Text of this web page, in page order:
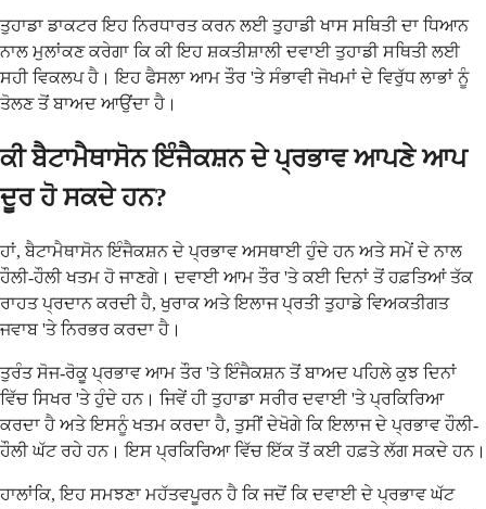
ਤੁਹਾਡਾ ਡਾਕਟਰ ਇਹ ਨਿਰਧਾਰਤ ਕਰਨ ਲਈ ਤੁਹਾਡੀ ਖਾਸ ਸਥਿਤੀ ਦਾ ਧਿਆਨ
ਨਾਲ ਮੁਲਾਂਕਣ ਕਰੇਗਾ ਕਿ ਕੀ ਇਹ ਸ਼ਕਤੀਸ਼ਾਲੀ ਦਵਾਈ ਤੁਹਾਡੀ ਸਥਿਤੀ ਲਈ
ਸਹੀ ਵਿਕਲਪ ਹੈ। ਇਹ ਫੈਸਲਾ ਆਮ ਤੌਰ 'ਤੇ ਸੰਭਾਵੀ ਜੋਖਮਾਂ ਦੇ ਵਿਰੁੱਧ ਲਾਭਾਂ ਨੂੰ
ਤੋਲਣ ਤੋਂ ਬਾਅਦ ਆਉਂਦਾ ਹੈ।
ਕੀ ਬੈਟਾਮੈਥਾਸੋਨ ਇੰਜੈਕਸ਼ਨ ਦੇ ਪ੍ਰਭਾਵ ਆਪਣੇ ਆਪ
ਦੂਰ ਹੋ ਸਕਦੇ ਹਨ?
ਹਾਂ, ਬੈਟਾਮੈਥਾਸੋਨ ਇੰਜੈਕਸ਼ਨ ਦੇ ਪ੍ਰਭਾਵ ਅਸਥਾਈ ਹੁੰਦੇ ਹਨ ਅਤੇ ਸਮੇਂ ਦੇ ਨਾਲ
ਹੌਲੀ-ਹੌਲੀ ਖਤਮ ਹੋ ਜਾਣਗੇ। ਦਵਾਈ ਆਮ ਤੌਰ 'ਤੇ ਕਈ ਦਿਨਾਂ ਤੋਂ ਹਫ਼ਤਿਆਂ ਤੱਕ
ਰਾਹਤ ਪ੍ਰਦਾਨ ਕਰਦੀ ਹੈ, ਖੁਰਾਕ ਅਤੇ ਇਲਾਜ ਪ੍ਰਤੀ ਤੁਹਾਡੇ ਵਿਅਕਤੀਗਤ
ਜਵਾਬ 'ਤੇ ਨਿਰਭਰ ਕਰਦਾ ਹੈ।
ਤੁਰੰਤ ਸੋਜ-ਰੋਕੂ ਪ੍ਰਭਾਵ ਆਮ ਤੌਰ 'ਤੇ ਇੰਜੈਕਸ਼ਨ ਤੋਂ ਬਾਅਦ ਪਹਿਲੇ ਕੁਝ ਦਿਨਾਂ
ਵਿੱਚ ਸਿਖਰ 'ਤੇ ਹੁੰਦੇ ਹਨ। ਜਿਵੇਂ ਹੀ ਤੁਹਾਡਾ ਸਰੀਰ ਦਵਾਈ 'ਤੇ ਪ੍ਰਕਿਰਿਆ
ਕਰਦਾ ਹੈ ਅਤੇ ਇਸਨੂੰ ਖਤਮ ਕਰਦਾ ਹੈ, ਤੁਸੀਂ ਦੇਖੋਗੇ ਕਿ ਇਲਾਜ ਦੇ ਪ੍ਰਭਾਵ ਹੌਲੀ-
ਹੌਲੀ ਘੱਟ ਰਹੇ ਹਨ। ਇਸ ਪ੍ਰਕਿਰਿਆ ਵਿੱਚ ਇੱਕ ਤੋਂ ਕਈ ਹਫ਼ਤੇ ਲੱਗ ਸਕਦੇ ਹਨ।
ਹਾਲਾਂਕਿ, ਇਹ ਸਮਝਣਾ ਮਹੱਤਵਪੂਰਨ ਹੈ ਕਿ ਜਦੋਂ ਕਿ ਦਵਾਈ ਦੇ ਪ੍ਰਭਾਵ ਘੱਟ